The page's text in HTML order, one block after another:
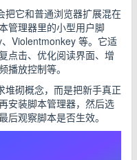
把它和普通浏览器扩展混在
管理器里的小型用户脚
Violentmonkey 等。它适
点击、优化阅读界面、增
播放控制等。
堆砌概念，而是把新手真正
安装脚本管理器，然后选
观察脚本是否生效。